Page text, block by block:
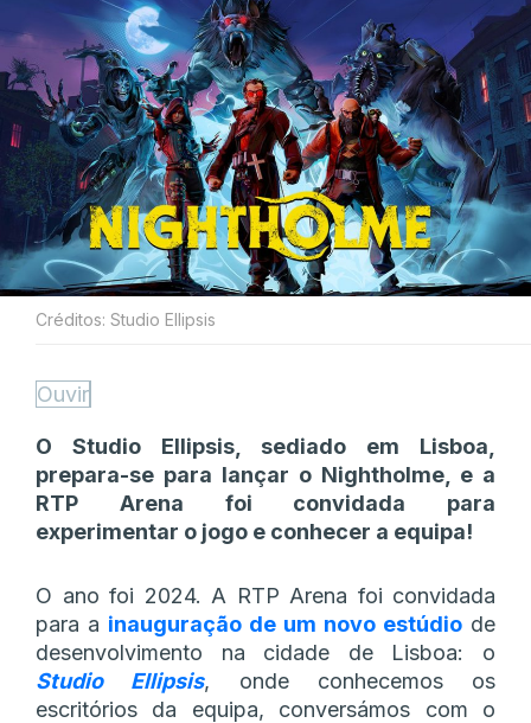
Créditos: Studio Ellipsis
Ouvir
O Studio Ellipsis, sediado em Lisboa,
prepara-se para lançar o Nightholme, e a
RTP Arena foi convidada para
experimentar o jogo e conhecer a equipa!
O ano foi 2024. A RTP Arena foi convidada
para a inauguração de um novo estúdio de
desenvolvimento na cidade de Lisboa: o
Studio Ellipsis, onde conhecemos os
escritórios da equipa, conversámos com o